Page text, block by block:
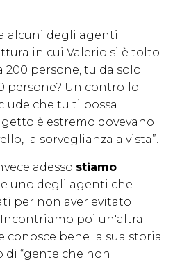
alcuni degli agenti
in cui Valerio si è tolto
200 persone, tu da solo
persone? Un controllo
che tu ti possa
è estremo dovevano
la sorveglianza a vista”.
adesso stiamo
uno degli agenti che
per non aver evitato
poi un'altra
conosce bene la sua storia
“gente che non